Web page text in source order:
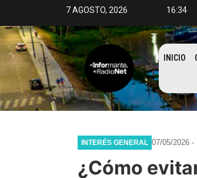
7 AGOSTO, 2026 16:34
INICIO
INTERÉS GENERAL 07/05/2026 -
¿Cómo